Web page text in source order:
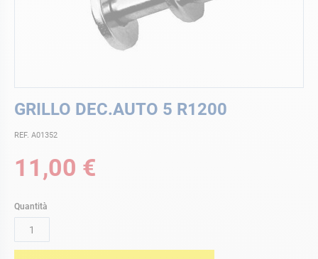
GRILLO DEC.AUTO 5 R1200
REF. A01352
11,00 €
Quantità
all'inizio
galleria
immagini